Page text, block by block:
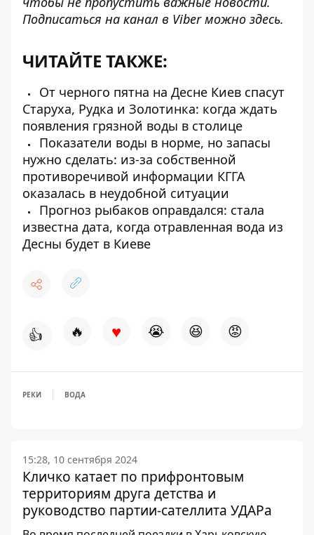
Подписаться на канал в Viber можно здесь.
ЧИТАЙТЕ ТАКЖЕ:
От черного пятна на Десне Киев спасут
Старуха, Рудка и Золотинка: когда ждать
появления грязной воды в столице
Показатели воды в норме, но запасы
нужно сделать: из-за собственной
противоречивой информации КГГА
оказалась в неудобной ситуации
Прогноз рыбаков оправдался: стала
известна дата, когда отравленная вода из
Десны будет в Киеве
👍 🔥 ♥ 😭 😆 😡
РЕКИ ВОДА
15:28, 10 сентября 2024
Кличко катает по прифронтовым
территориям друга детства и
руководство партии-сателлита УДАРа